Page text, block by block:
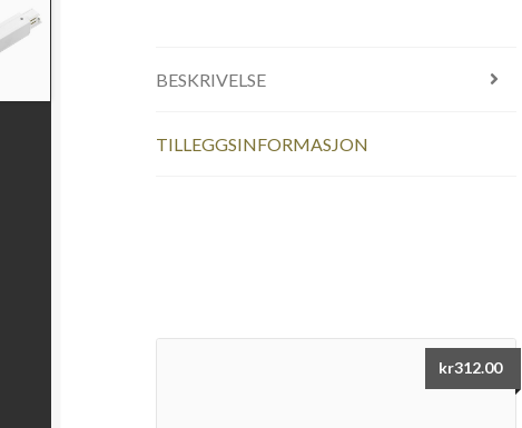
BESKRIVELSE
TILLEGGSINFORMASJON
kr312.00